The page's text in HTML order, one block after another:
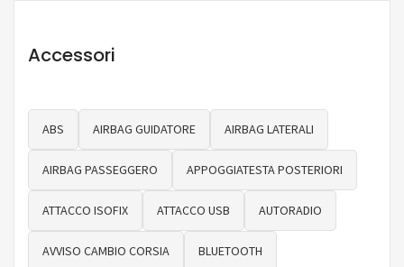
Accessori
ABS AIRBAG GUIDATORE AIRBAG LATERALI
AIRBAG PASSEGGERO APPOGGIATESTA POSTERIORI
ATTACCO ISOFIX ATTACCO USB AUTORADIO
AVVISO CAMBIO CORSIA BLUETOOTH